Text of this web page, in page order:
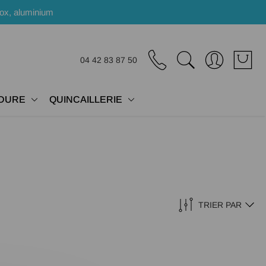
aluminium
04 42 83 87 50
QUINCAILLERIE
TRIER PAR